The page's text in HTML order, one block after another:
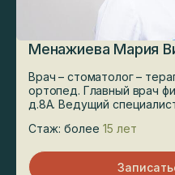
Менажиева Мария
Врач – стоматолог –
ортопед. Главный врач
д.8А. Ведущий
Стаж: более 15 лет